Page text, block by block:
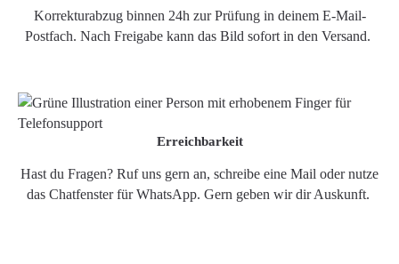
Korrekturabzug binnen 24h zur Prüfung in deinem E-Mail-
Postfach. Nach Freigabe kann das Bild sofort in den Versand.
Erreichbarkeit
Hast du Fragen? Ruf uns gern an, schreibe eine Mail oder nutze
das Chatfenster für WhatsApp. Gern geben wir dir Auskunft.